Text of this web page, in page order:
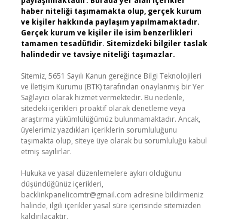
haber niteliği taşımamakta olup, gerçek kurum
ve kişiler hakkında paylaşım yapılmamaktadır.
Gerçek kurum ve kişiler ile isim benzerlikleri
tamamen tesadüfidir. Sitemizdeki bilgiler taslak
halindedir ve tavsiye niteliği taşımazlar.
Sitemiz, 5651 Sayılı Kanun gereğince Bilgi Teknolojileri
ve İletişim Kurumu (BTK) tarafından onaylanmış bir Yer
Sağlayıcı olarak hizmet vermektedir. Bu nedenle,
sitedeki içerikleri proaktif olarak denetleme veya
araştırma yükümlülüğümüz bulunmamaktadır. Ancak,
üyelerimiz yazdıkları içeriklerin sorumluluğunu
taşımakta olup, siteye üye olarak bu sorumluluğu kabul
etmiş sayılırlar.
Hukuka ve yasal düzenlemelere aykırı olduğunu
düşündüğünüz içerikleri,
backlinkpanelicomtr@gmail.com adresine bildirmeniz
halinde, ilgili içerikler yasal süre içerisinde sitemizden
kaldırılacaktır.